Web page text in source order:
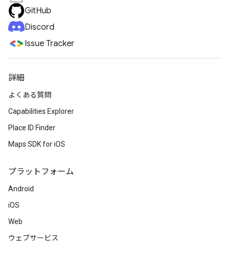
GitHub
Discord
Issue Tracker
詳細
よくある質問
Capabilities Explorer
Place ID Finder
Maps SDK for iOS
プラットフォーム
Android
iOS
Web
ウェブサービス